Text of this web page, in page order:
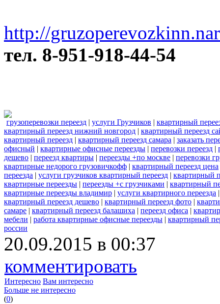
http://
тел. 8-951-918-44-54
грузоперевозки переезд | услуги Грузчиков | квартирный
квартирный переезд нижний новгород | квартирный переезд
квартирный переезд | квартирный переезд самара | заказать
офисный | квартирные офисные переезды | перевозки переезд |
дешево | переезд квартиры | переезды +по москве | перевозки
квартирные недорого грузовичкофф | квартирный переезд цена
переезда | услуги грузчиков квартирный переезд | квартирный
квартирные переезды | переезды +с грузчиками | квартирный
квартирные переезды владимир | услуги квартирного переезда
квартирный переезд дешево | квартирный переезд фото |
самаре | квартирный переезд балашиха | переезд офиса |
мебели | работа квартирные офисные переезды | квартирный
россии
20.09.2015 в 00:37
комментировать
Интересно Вам интересно
Больше не интересно
(0)